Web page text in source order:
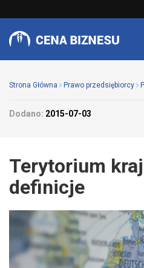
Strona Główna Prawo przedsiębiorcy
Dodano: 2015-07-03
Terytorium
definicje